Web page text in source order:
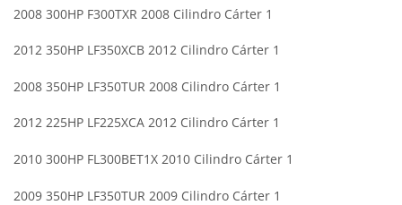
2008 300HP F300TXR 2008 Cilindro Cárter 1
2012 350HP LF350XCB 2012 Cilindro Cárter 1
2008 350HP LF350TUR 2008 Cilindro Cárter 1
2012 225HP LF225XCA 2012 Cilindro Cárter 1
2010 300HP FL300BET1X 2010 Cilindro Cárter 1
2009 350HP LF350TUR 2009 Cilindro Cárter 1